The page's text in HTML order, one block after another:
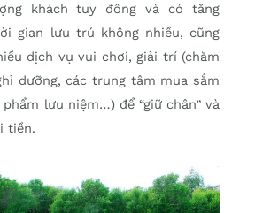
khách tuy đông và có tăng
gian lưu trú không nhiều, cũng
dịch vụ vui chơi, giải trí (chăm
dưỡng, các trung tâm mua sắm
lưu niệm…) để “giữ chân” và
tiền.